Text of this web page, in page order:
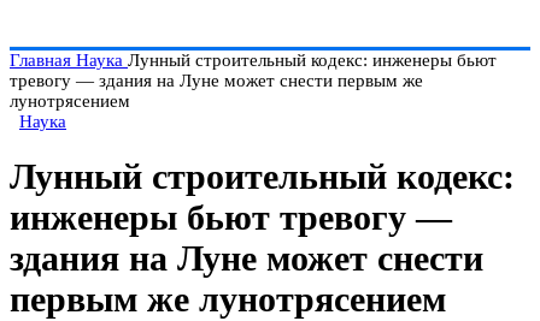
Главная Наука Лунный строительный кодекс: инженеры бьют
тревогу — здания на Луне может снести первым же
лунотрясением
Наука
Лунный строительный кодекс:
инженеры бьют тревогу —
здания на Луне может снести
первым же лунотрясением